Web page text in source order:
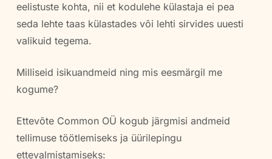
eelistuste kohta, nii et kodulehe külastaja ei pea
seda lehte taas külastades või lehti sirvides uuesti
valikuid tegema.
Milliseid isikuandmeid ning mis eesmärgil me
kogume?
Ettevõte Common OÜ kogub järgmisi andmeid
tellimuse töötlemiseks ja üürilepingu
ettevalmistamiseks: